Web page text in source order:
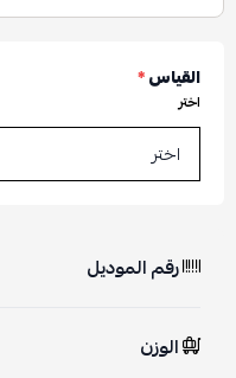
القياس*
اختر
رقم الموديل
الوزن